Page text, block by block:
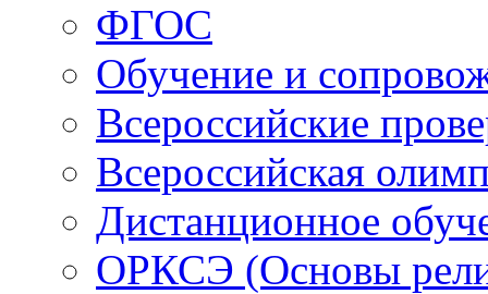
ФГОС
Обучение и
Всероссийские
Всероссийская
Дистанционное
ОРКСЭ (Основы